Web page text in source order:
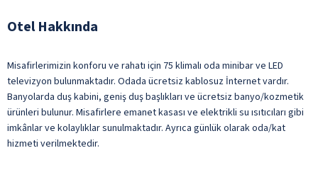
Otel Hakkında
Misafirlerimizin konforu ve rahatı için 75 klimalı oda minibar ve LED
televizyon bulunmaktadır. Odada ücretsiz kablosuz İnternet vardır.
Banyolarda duş kabini, geniş duş başlıkları ve ücretsiz banyo/kozmetik
ürünleri bulunur. Misafirlere emanet kasası ve elektrikli su ısıtıcıları gibi
imkânlar ve kolaylıklar sunulmaktadır. Ayrıca günlük olarak oda/kat
hizmeti verilmektedir.